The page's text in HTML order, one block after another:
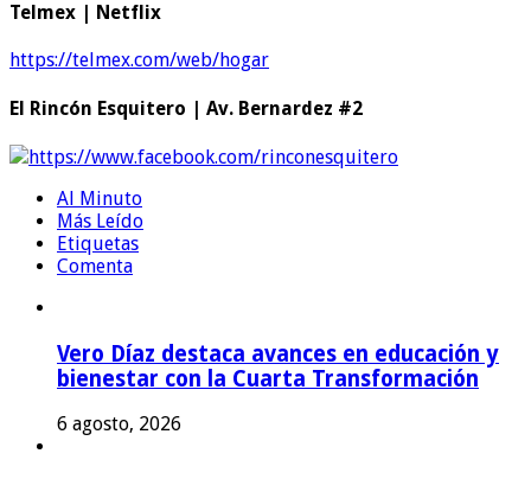
Telmex | Netflix
https://telmex.com/web/hogar
El Rincón Esquitero | Av. Bernardez #2
https://www.facebook.com/rinconesquitero
Al Minuto
Más Leído
Etiquetas
Comenta
Vero Díaz destaca avances en educación y
bienestar con la Cuarta Transformación
6 agosto, 2026